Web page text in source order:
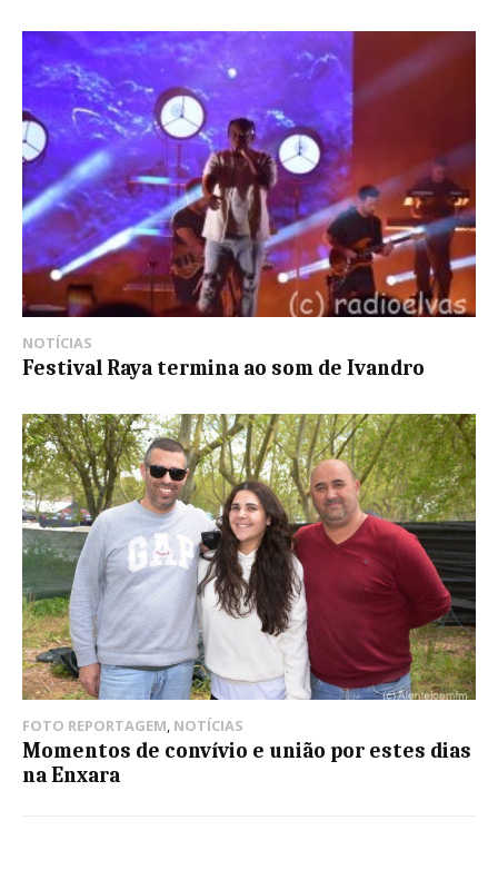
NOTÍCIAS
Festival Raya termina ao som de Ivandro
FOTO REPORTAGEM, NOTÍCIAS
Momentos de convívio e união por estes dias
na Enxara